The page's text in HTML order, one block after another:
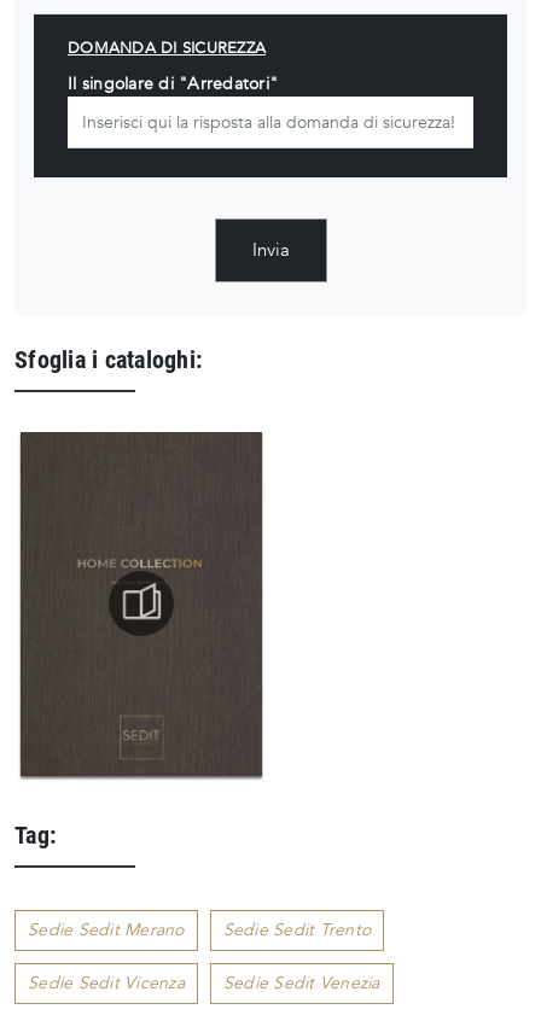
DOMANDA DI SICUREZZA
Il singolare di "Arredatori"
Invia
Sfoglia i cataloghi:
Tag:
Sedie Sedit Merano Sedie Sedit Trento
Sedie Sedit Vicenza Sedie Sedit Venezia